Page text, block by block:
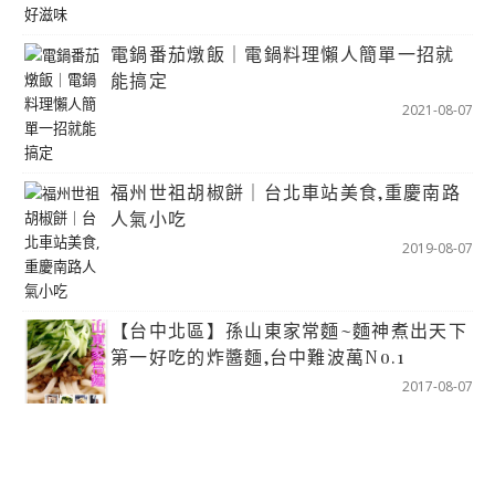
電鍋番茄燉飯｜電鍋料理懶人簡單一招就
能搞定
2021-08-07
福州世祖胡椒餅｜台北車站美食,重慶南路
人氣小吃
2019-08-07
【台中北區】孫山東家常麵~麵神煮出天下
第一好吃的炸醬麵,台中難波萬No.1
2017-08-07